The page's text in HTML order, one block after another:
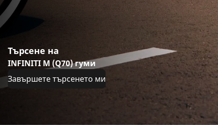
Търсене на
INFINITI M (Q70) гуми
Завършете търсенето ми